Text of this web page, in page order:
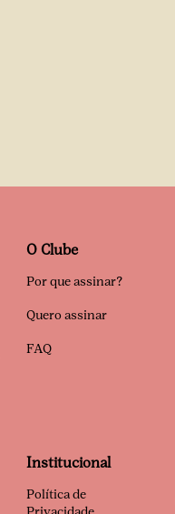
O Clube
Por que assinar?
Quero assinar
FAQ
Institucional
Política de